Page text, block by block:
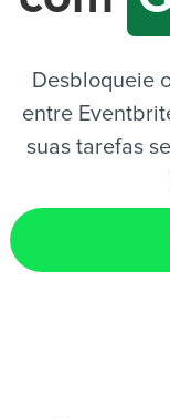
Desbloqueie
entre
suas tarefas